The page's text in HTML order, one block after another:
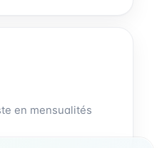
en mensualités